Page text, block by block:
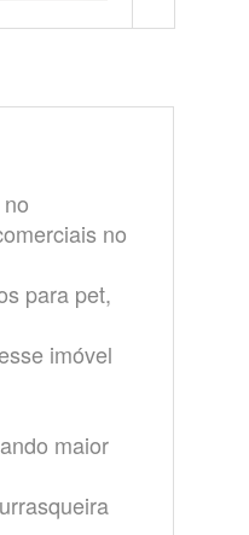
no
para pet,
imóvel
maior